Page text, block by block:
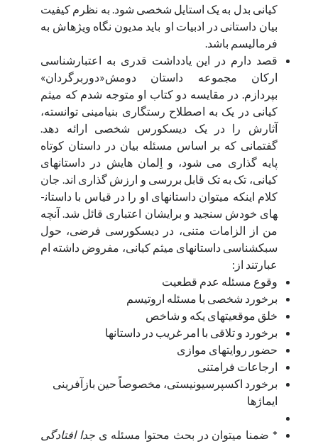
کیانی بدل به یک استایل شخصی شود. به نظرم کیفیت
بیان داستانی در ادبیات او باید مدیون نگاه ویژه­اش به
فرمالیسم باشد.
قصد دارم در این یادداشت قدری به اعتبارشناسی
ارکان مجموعه داستان دومش«دوربرگردان»
بپردازم. در مقایسه دو کتاب او متوجه شدم که میثم
کیانی در یک به اصطلاح رستگاری بنیامینی توانسته،
آثارش را در یک دیسکورس شخصی ارائه دهد.
گفتمانی که بر اساس مسئله بیان در داستان کوتاه
پایه ­گذاری می­ شود، و اِلمان­ هایش در داستان­های
کیانی، تک­ به­ تک قابل بررسی و ارزش­ گذاری­ اند. جان
کلام اینکه می­توان داستان­های او را در قیاس با داستان­
های خودش سنجید و برای­شان اعتباری قائل شد. آنچه
من از الزامات متنی، در دیسکورسی فرضی، حول
سبک­شناسی داستان­های میثم کیانی، مفروض داشته ­ام
عبارتند از:
وقوع مسئله عدم قطعیت
برخورد شخصی با مسئله اروتیسم
خلق موقعیت­های یکه و شاخص
برخورد و تلاقی با امر غریب در داستان­ها
حضور روایت­های موازی
ارجاعات فرامتنی
برخورد اکسپرسیونیستی، مخصوصاً حین بازآفرینی
ایماژها
* ضمنا می­توان در بحث محتوا مسئله­ یجدا افتادگی